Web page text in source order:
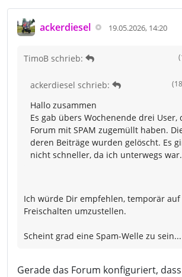
ackerdiesel 19.05.2026, 14:20
TimoB schrieb:
ackerdiesel schrieb:
Hallo zusammen
Es gab übers Wochenende drei User,
Forum mit SPAM zugemüllt haben.
deren Beiträge wurden gelöscht. Es
nicht schneller, da ich unterwegs war.
Ich würde Dir empfehlen, temporär
Freischalten umzustellen.
Scheint grad eine Spam-Welle zu sein...
Gerade das Forum konfiguriert,